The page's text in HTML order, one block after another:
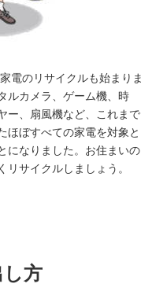
電のリサイクルも始まりま
ルカメラ、ゲーム機、時
ー、扇風機など、これまで
ほぼすべての家電を対象と
になりました。お住まいの
サイクルしましょう。
方